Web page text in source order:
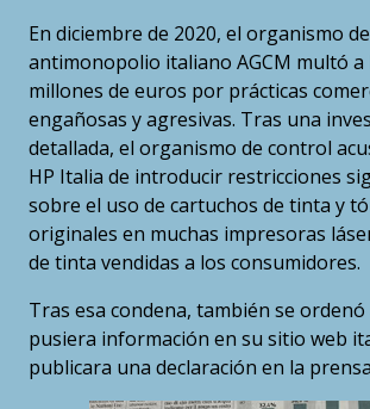
En diciembre de 2020, el organismo
antimonopolio italiano AGCM multó a
millones de euros por prácticas
engañosas y agresivas. Tras una
detallada, el organismo de control
HP Italia de introducir restricciones
sobre el uso de cartuchos de tinta y
originales en muchas impresoras
de tinta vendidas a los consumidores.
Tras esa condena, también se ordenó
pusiera información en su sitio web
publicara una declaración en la